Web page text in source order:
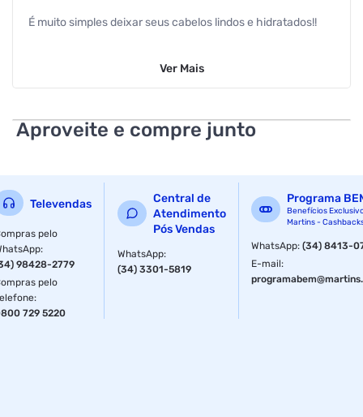
É muito simples deixar seus cabelos lindos e hidratados!!
máscara do comprimento até as pontas.
Finalize como desejar.
Modelo Ultra Cachos Nível 3
Peso
Tipo
Ver Mais
Aproveite e compre junto
Televendas
pelo
:
98428-2779
pelo
:
729 5220
Central de
Atendimento
Pós Vendas
WhatsApp:
(34) 3301-5819
Programa
Benefícios
Martins -
WhatsApp:(34) 8413-
E-mail: